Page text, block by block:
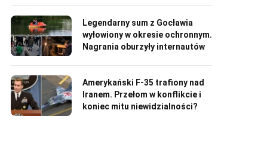
Legendarny sum z Gocławia
wyłowiony w okresie ochronnym.
Nagrania oburzyły internautów
Amerykański F-35 trafiony nad
Iranem. Przełom w konflikcie i
koniec mitu niewidzialności?